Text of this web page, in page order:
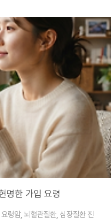
직검사나 유전자 패널 검사
검사 비용은 기술이 발전하면서
태에 따라 수십에서 백만 원을
명한 가입 요령
령암, 뇌혈관질환, 심장질환 진